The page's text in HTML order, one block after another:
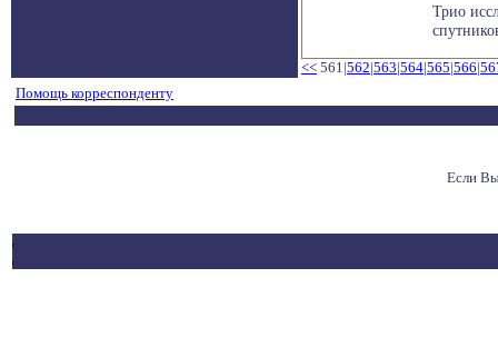
Трио
<< 561|562|563|564|565|566|
Помощь корреспонденту
Если